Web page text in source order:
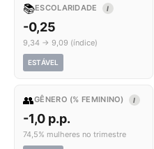
📚ESCOLARIDADE I
-0,25
9,34 → 9,09 (índice)
ESTÁVEL
👥GÊNERO (% FEMININO) I
-1,0 p.p.
74,5% mulheres no trimestre